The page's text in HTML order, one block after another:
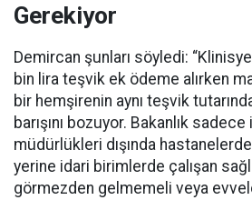
Gerekiyor
Demircan şunları söyledi:
bin lira teşvik ek ödeme alırken
bir hemşirenin aynı teşvik
barışını bozuyor. Bakanlık
müdürlükleri dışında
yerine idari birimlerde çalışan
görmezden gelmemeli veya